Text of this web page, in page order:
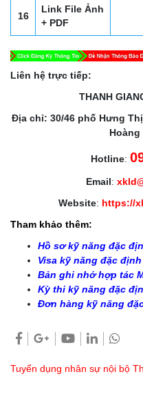
16
Link File Ảnh
+ PDF
Liên hệ trực tiếp:
THANH
Địa chỉ: 30/46 phố Hưng
Hoàng
Hotline:
Email:
Website: https://
Tham khảo thêm:
Hồ sơ kỹ năng đặc
Visa kỹ năng đặc định
Bản ghi nhớ hợp tác
Kỳ thi kỹ năng đặc
Đơn hàng kỹ năng
Tuyển dụng nhân sự nội bộ